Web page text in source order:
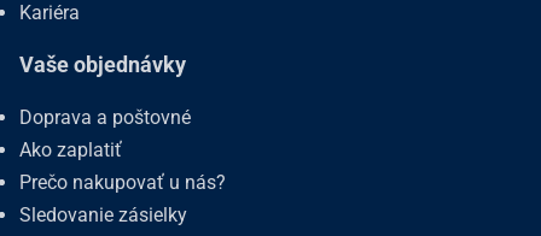
Kariéra
Vaše objednávky
Doprava a poštovné
Ako zaplatiť
Prečo nakupovať u nás?
Sledovanie zásielky